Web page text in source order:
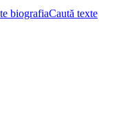
biografiaCaută texte